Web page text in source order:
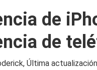
de
de
Última